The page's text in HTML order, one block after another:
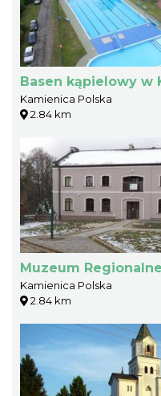
Basen kąpielowy w
Kamienica Polska
2.84 km
Muzeum
Kamienica Polska
2.84 km